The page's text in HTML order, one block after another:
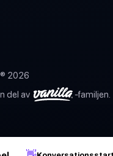
2026
del av
-familjen.